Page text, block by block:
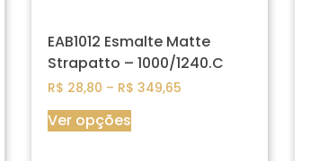
EAB1012 Esmalte Matte
Strapatto – 1000/1240.C
R$ 28,80 – R$ 349,65
Ver opções